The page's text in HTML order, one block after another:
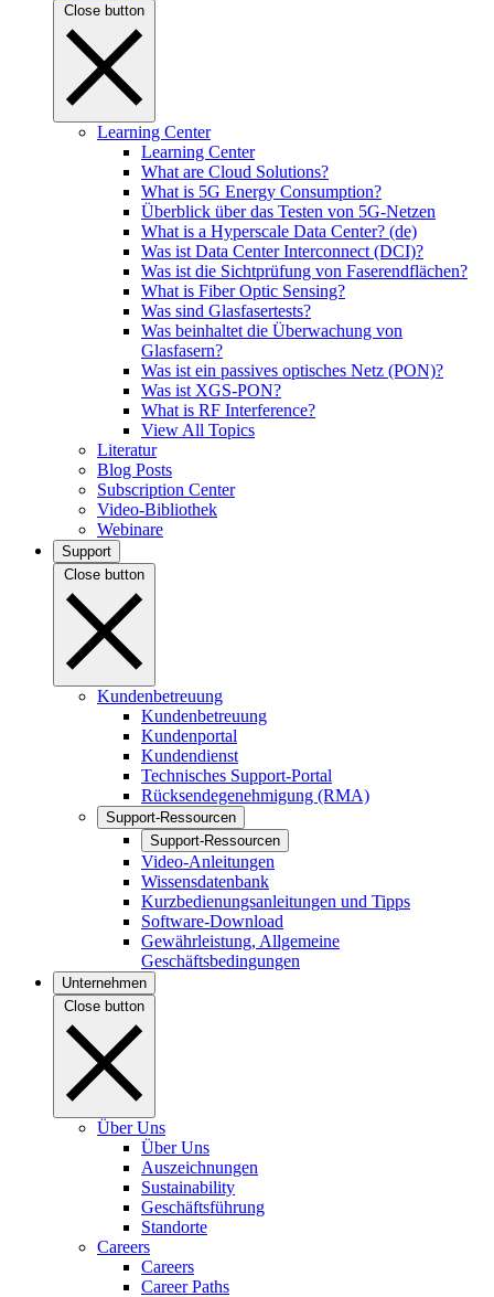
Close button
Learning Center
Learning Center
What are Cloud Solutions?
What is 5G Energy Consumption?
Überblick über das Testen von 5G-Netzen
What is a Hyperscale Data Center? (de)
Was ist Data Center Interconnect (DCI)?
Was ist die Sichtprüfung von Faserendflächen?
What is Fiber Optic Sensing?
Was sind Glasfasertests?
Was beinhaltet die Überwachung von
Glasfasern?
Was ist ein passives optisches Netz (PON)?
Was ist XGS-PON?
What is RF Interference?
View All Topics
Literatur
Blog Posts
Subscription Center
Video-Bibliothek
Webinare
Support
Close button
Kundenbetreuung
Kundenbetreuung
Kundenportal
Kundendienst
Technisches Support-Portal
Rücksendegenehmigung (RMA)
Support-Ressourcen
Support-Ressourcen
Video-Anleitungen
Wissensdatenbank
Kurzbedienungsanleitungen und Tipps
Software-Download
Gewährleistung, Allgemeine
Geschäftsbedingungen
Unternehmen
Close button
Über Uns
Über Uns
Auszeichnungen
Sustainability
Geschäftsführung
Standorte
Careers
Careers
Career Paths